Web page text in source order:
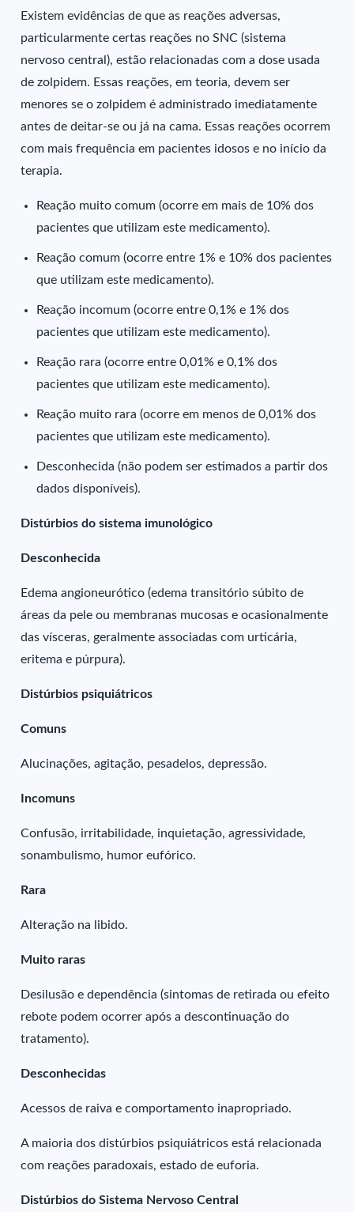
Existem evidências de que as reações adversas,
particularmente certas reações no SNC (sistema
nervoso central), estão relacionadas com a dose usada
de zolpidem. Essas reações, em teoria, devem ser
menores se o zolpidem é administrado imediatamente
antes de deitar-se ou já na cama. Essas reações ocorrem
com mais frequência em pacientes idosos e no início da
terapia.
Reação muito comum (ocorre em mais de 10% dos
pacientes que utilizam este medicamento).
Reação comum (ocorre entre 1% e 10% dos pacientes
que utilizam este medicamento).
Reação incomum (ocorre entre 0,1% e 1% dos
pacientes que utilizam este medicamento).
Reação rara (ocorre entre 0,01% e 0,1% dos
pacientes que utilizam este medicamento).
Reação muito rara (ocorre em menos de 0,01% dos
pacientes que utilizam este medicamento).
Desconhecida (não podem ser estimados a partir dos
dados disponíveis).
Distúrbios do sistema imunológico
Desconhecida
Edema angioneurótico (edema transitório súbito de
áreas da pele ou membranas mucosas e ocasionalmente
das vísceras, geralmente associadas com urticária,
eritema e púrpura).
Distúrbios psiquiátricos
Comuns
Alucinações, agitação, pesadelos, depressão.
Incomuns
Confusão, irritabilidade, inquietação, agressividade,
sonambulismo, humor eufórico.
Rara
Alteração na libido.
Muito raras
Desilusão e dependência (sintomas de retirada ou efeito
rebote podem ocorrer após a descontinuação do
tratamento).
Desconhecidas
Acessos de raiva e comportamento inapropriado.
A maioria dos distúrbios psiquiátricos está relacionada
com reações paradoxais, estado de euforia.
Distúrbios do Sistema Nervoso Central